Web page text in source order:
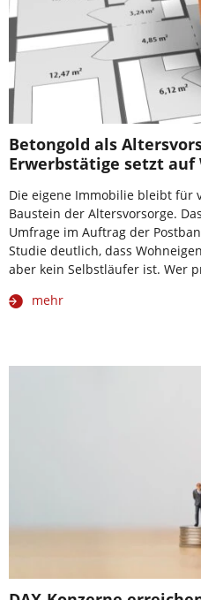
Betongold als
Erwerbstätige setzt
Die eigene Immobilie bleibt für
Baustein der Altersvorsorge.
Umfrage im Auftrag der
Studie deutlich, dass
aber kein Selbstläufer ist. Wer
mehr